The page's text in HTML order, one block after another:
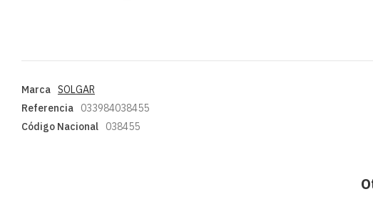
Marca SOLGAR
Referencia
033984038455
Código Nacional
038455